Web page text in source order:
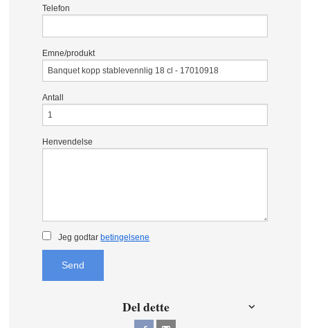
Telefon
Emne/produkt
Antall
Henvendelse
Jeg godtar betingelsene
Send
Del dette